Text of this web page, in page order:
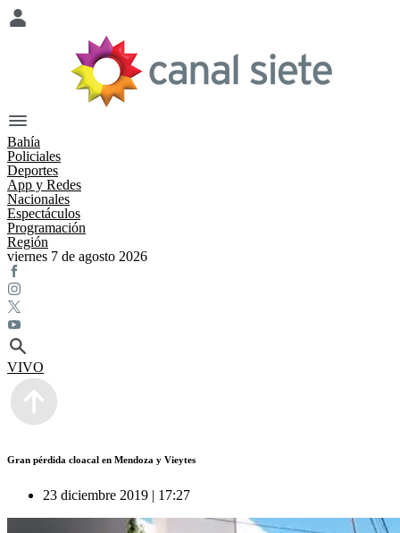
Bahía
Policiales
Deportes
App y Redes
Nacionales
Espectáculos
Programación
Región
viernes 7 de agosto 2026
VIVO
Gran pérdida cloacal en Mendoza y Vieytes
23 diciembre 2019 | 17:27